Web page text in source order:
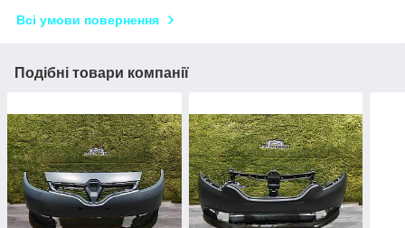
Всі умови повернення
Подібні товари компанії